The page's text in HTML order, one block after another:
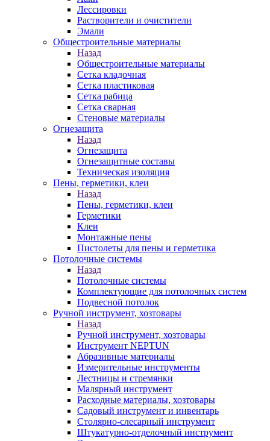
Лессировки
Растворители и очистители
Эмали
Общестроительные материалы
Назад
Общестроительные материалы
Сетка кладочная
Сетка пластиковая
Сетка рабица
Сетка сварная
Стеновые материалы
Огнезащита
Назад
Огнезащита
Огнезащитные составы
Техническая изоляция
Пены, герметики, клеи
Назад
Пены, герметики, клеи
Герметики
Клеи
Монтажные пены
Пистолеты для пены и герметика
Потолочные системы
Назад
Потолочные системы
Комплектующие для потолочных систем
Подвесной потолок
Ручной инструмент, хозтовары
Назад
Ручной инструмент, хозтовары
Инструмент NEPTUN
Абразивные материалы
Измерительные инструменты
Лестницы и стремянки
Малярный инструмент
Расходные материалы, хозтовары
Садовый инструмент и инвентарь
Столярно-слесарный инструмент
Штукатурно-отделочный инструмент